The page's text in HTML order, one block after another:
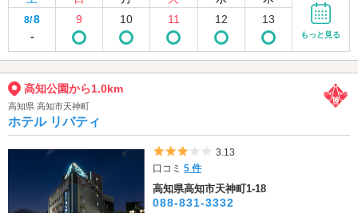
8/8
-
9 10 11 12 13
もっと見る
高知公園から1.0km
高知県 高知市天神町
ホテル リバティ
5つ星のうち3
3.13
口コミ5 件
高知県高知市天神町1-18
088-831-3332